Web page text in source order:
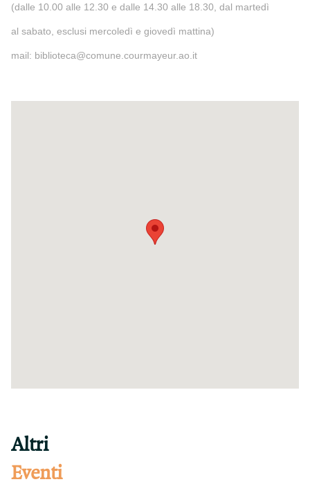
(dalle 10.00 alle 12.30 e dalle 14.30 alle 18.30, dal martedì
al sabato, esclusi mercoledì e giovedì mattina)
mail: biblioteca@comune.courmayeur.ao.it
Altri
Eventi